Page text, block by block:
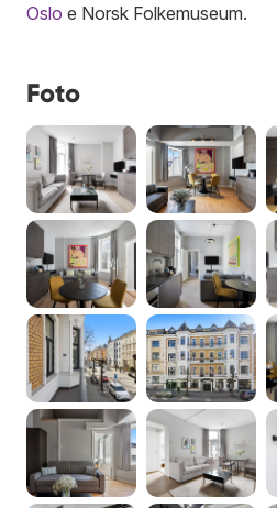
Oslo e Norsk Folkemuseum.
Foto